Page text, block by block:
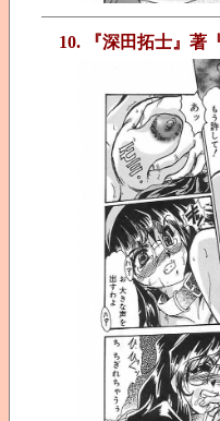
10. 『深田拓士』著